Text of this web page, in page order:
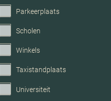
Openbaar parkeren
Parkeerplaats
Scholen
Winkels
Taxistandplaats
Universiteit